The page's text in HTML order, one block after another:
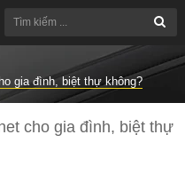
gia đình, biệt thự không?
cho gia đình, biệt thự